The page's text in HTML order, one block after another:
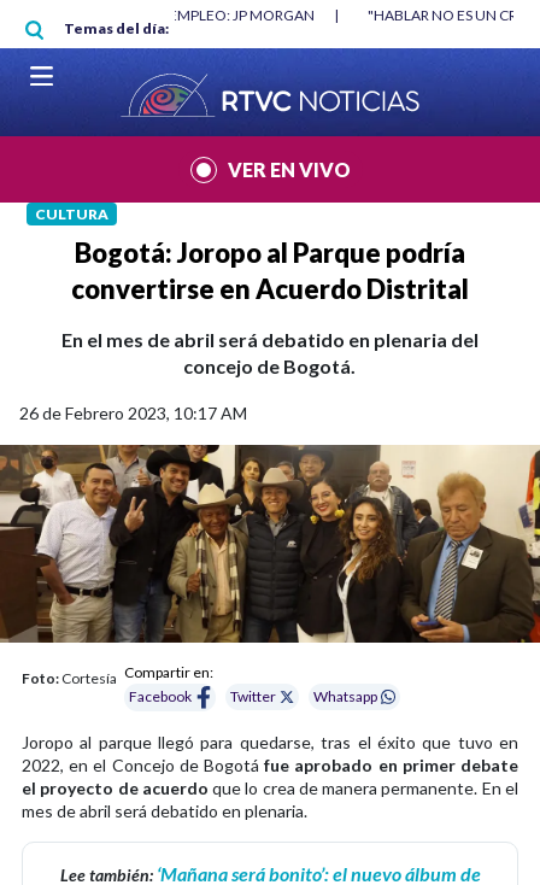
Pasar al contenido principal
Temas del día:
"HABLAR NO ES UN CRIMEN": CARTA DE BETO
VER EN VIVO
CULTURA
Bogotá: Joropo al Parque podría
convertirse en Acuerdo Distrital
En el mes de abril será debatido en plenaria del
concejo de Bogotá.
26 de Febrero 2023, 10:17 AM
Foto: Cortesía Compartir en:
Facebook
Twitter Whatsapp
Joropo al parque llegó para quedarse, tras el éxito que tuvo en
2022, en el Concejo de Bogotáfue aprobado en primer debate
el proyecto de acuerdo que lo crea de manera permanente. En el
mes de abril será debatido en plenaria.
Lee también: ‘Mañana será bonito’: el nuevo álbum de